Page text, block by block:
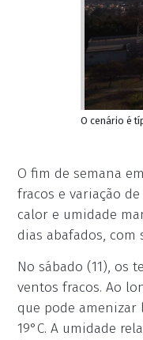
O cenário é
O fim de semana
fracos e variação
calor e umidade
dias abafados, com
No sábado (11), os
ventos fracos. Ao
que pode amenizar
19°C. A umidade